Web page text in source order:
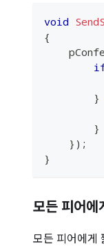
void
{
}
}
} ) ;
}
모든 피어에
모든 피어에게